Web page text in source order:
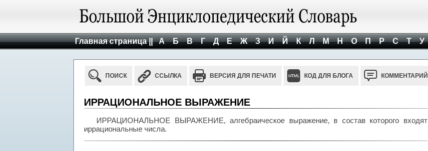
Главная страница || А Б В Г Д Е Ж З И Й К Л М Н О П Р С Т У
ПОИСК ССЫЛКА ВЕРСИЯ ДЛЯ ПЕЧАТИ КОД ДЛЯ БЛОГА КОММЕНТАРИЙ
ИРРАЦИОНАЛЬНОЕ ВЫРАЖЕНИЕ
ИРРАЦИОНАЛЬНОЕ ВЫРАЖЕНИЕ, алгебраическое выражение, в состав которого входят
иррациональные числа.